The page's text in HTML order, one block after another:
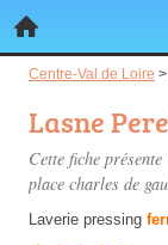
Centre-Val de Loire >
Lasne
Cette fiche
place charles de
Laverie pressing